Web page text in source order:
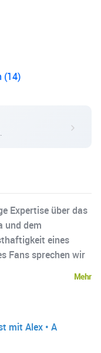
(14)
Expertise über das
und dem
eines
Fans sprechen wir
Mehr
mit Alex • A